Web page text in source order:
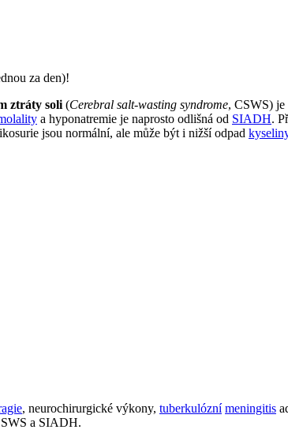
za den)!
ztráty soli (Cerebral salt-wasting syndrome, CSWS) je
a hyponatremie je naprosto odlišná od SIADH.
jsou normální, ale může být i nižší odpad
, neurochirurgické výkony, tuberkulózní meningitis
a SIADH.